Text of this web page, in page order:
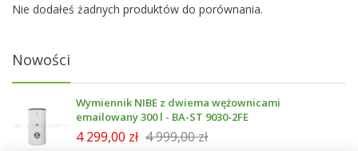
Nie dodałeś żadnych produktów do porównania.
Nowości
Wymiennik NIBE z dwiema wężownicami
emailowany 300 l - BA-ST 9030-2FE
4 299,00 zł 4 999,00 zł